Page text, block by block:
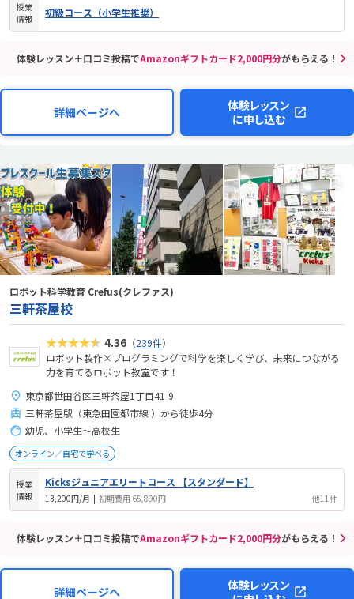
授業
情報
初級コース（小学生推奨）
体験レッスン＋口コミ投稿でAmazonギフトカード2,000円分がもらえる！
詳細ページへ
体験レッスン
に申し込む
ロボット科学教育 Crefus(クレファス)
三軒茶屋校
★★★★★ 4.36 （239件）
ロボット製作×プログラミングで科学を楽しく学び、未来につながる
力を育てるロボット教室です！
東京都世田谷区三軒茶屋1丁目41-9
三軒茶屋駅（東急田園都市線 ）から徒歩4分
幼児、小学生〜高校生
オンライン／自宅で学べる
授業
情報
Kicksジュニアエリートコース 【スタンダード】
13,200円/月 | 初期費用 65,890円 他11件
体験レッスン＋口コミ投稿でAmazonギフトカード2,000円分がもらえる！
詳細ページへ
体験レッスン